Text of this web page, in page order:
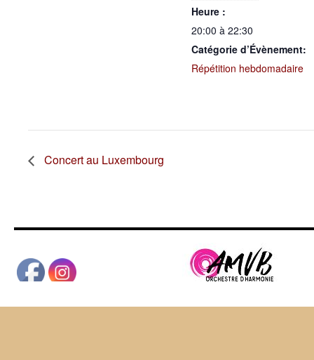
Heure :
20:00 à 22:30
Catégorie d’Évènement:
Répétition hebdomadaire
Concert au Luxembourg